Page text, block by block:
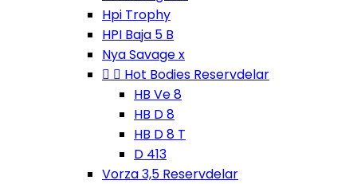
Hpi Trophy
HPI Baja 5 B
Nya Savage x
  Hot Bodies Reservdelar
HB Ve 8
HB D 8
HB D 8 T
D 413
Vorza 3,5 Reservdelar